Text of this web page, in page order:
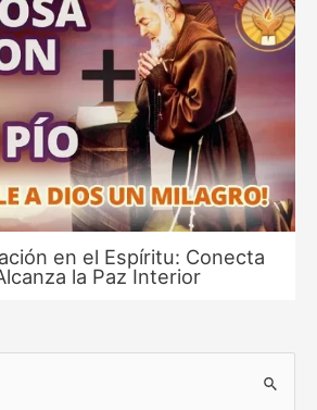
en el Espíritu: Conecta
la Paz Interior